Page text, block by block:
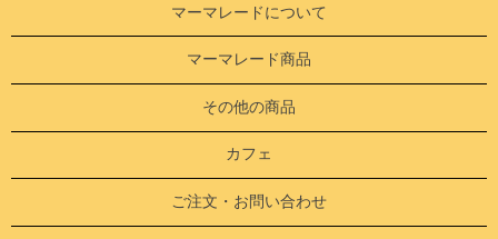
マーマレードについて
マーマレード商品
その他の商品
カフェ
ご注文・お問い合わせ